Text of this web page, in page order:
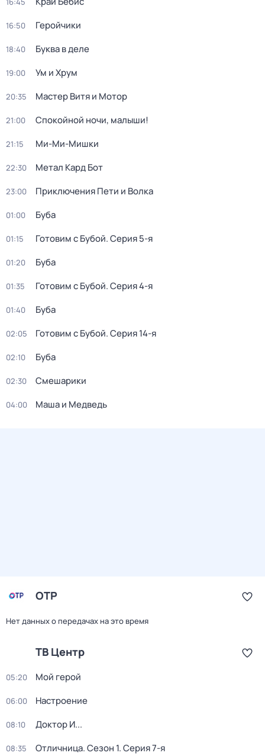
16:50 Геройчики
18:40 Буква в деле
19:00 Ум и Хрум
20:35 Мастер Витя и Мотор
21:00 Спокойной ночи, малыши!
21:15 Ми-Ми-Мишки
22:30 Метал Кард Бот
23:00 Приключения Пети и Волка
01:00 Буба
01:15 Готовим с Бубой. Серия 5-я
01:20 Буба
01:35 Готовим с Бубой. Серия 4-я
01:40 Буба
02:05 Готовим с Бубой. Серия 14-я
02:10 Буба
02:30 Смешарики
04:00 Маша и Медведь
ОТР
Нет данных о передачах на это время
ТВ Центр
05:20 Мой герой
06:00 Настроение
08:10 Доктор И...
08:35 Отличница. Сезон 1. Серия 7-я